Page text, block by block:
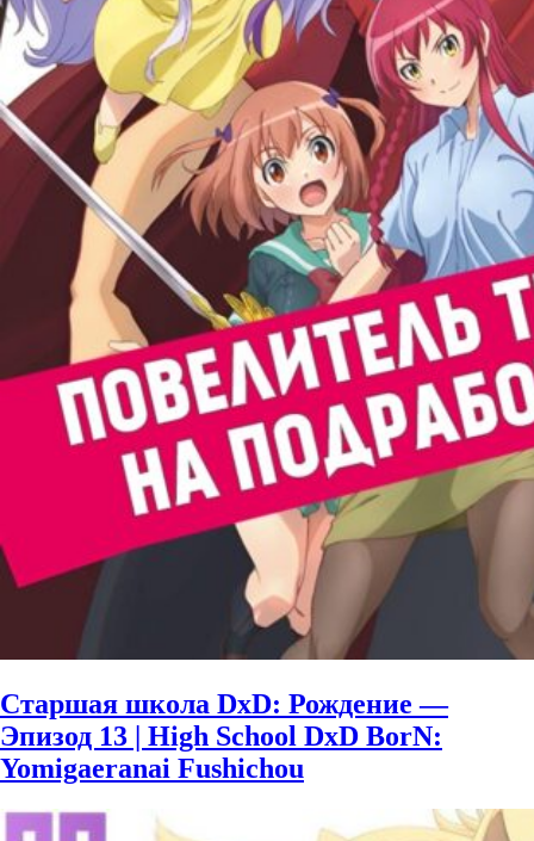
Старшая школа DxD: Рождение —
Эпизод 13 | High School DxD BorN:
Yomigaeranai Fushichou